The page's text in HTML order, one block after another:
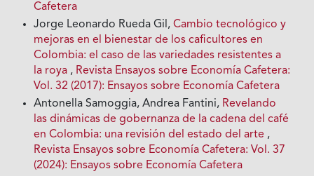
Cafetera
Jorge Leonardo Rueda Gil,Cambio tecnológico y
mejoras en el bienestar de los caficultores en
Colombia: el caso de las variedades resistentes a
la roya , Revista Ensayos sobre Economía Cafetera:
Vol. 32 (2017): Ensayos sobre Economía Cafetera
Antonella Samoggia, Andrea Fantini, Revelando
las dinámicas de gobernanza de la cadena del café
en Colombia: una revisión del estado del arte ,
Revista Ensayos sobre Economía Cafetera: Vol. 37
(2024): Ensayos sobre Economía Cafetera